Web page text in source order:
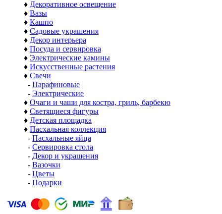
♦ Декоративное освещение
♦ Вазы
♦ Кашпо
♦ Садовые украшения
♦ Декор интерьера
♦ Посуда и сервировка
♦ Электрические камины
♦ Искусственные растения
♦ Свечи
- Парафиновые
- Электрические
♦ Очаги и чаши для костра, гриль, барбекю
♦ Светящиеся фигуры
♦ Детская площадка
♦ Пасхальная коллекция
- Пасхальные яйца
- Сервировка стола
- Декор и украшения
- Вазочки
- Цветы
- Подарки